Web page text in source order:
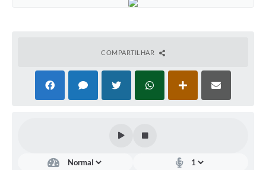
Licitações anteriores
Estatuto dos Servidores Municipais
COMPARTILHAR